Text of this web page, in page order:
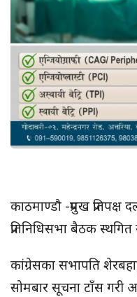
काठमाण्डौ -प्रमुख
प्रतिनिधिसभा बैठक
कांग्रेसका सभापति
सोमबार सूचना टाँस गरी